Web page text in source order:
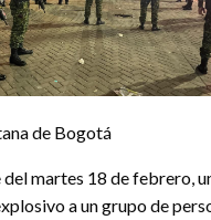
de Bogotá
del martes 18 de febrero,
a un grupo de